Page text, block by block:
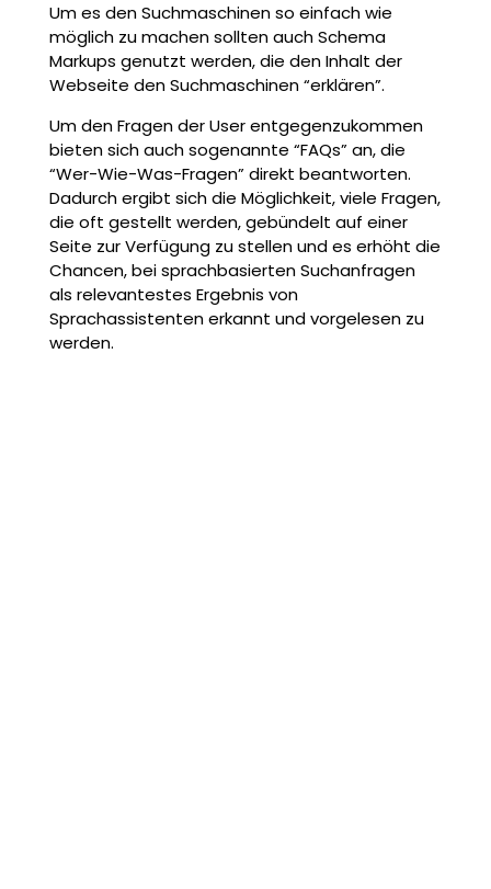
Um es den Suchmaschinen so einfach wie
möglich zu machen sollten auch Schema
Markups genutzt werden, die den Inhalt der
Webseite den Suchmaschinen “erklären”.
Um den Fragen der User entgegenzukommen
bieten sich auch sogenannte “FAQs” an, die
“Wer-Wie-Was-Fragen” direkt beantworten.
Dadurch ergibt sich die Möglichkeit, viele Fragen,
die oft gestellt werden, gebündelt auf einer
Seite zur Verfügung zu stellen und es erhöht die
Chancen, bei sprachbasierten Suchanfragen
als relevantestes Ergebnis von
Sprachassistenten erkannt und vorgelesen zu
werden.